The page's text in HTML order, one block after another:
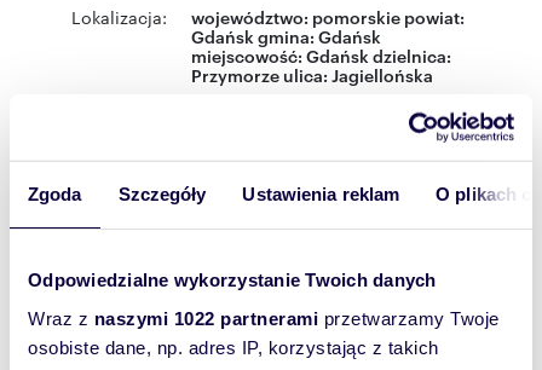
Zgoda Szczegóły Ustawienia reklam O plikach
Odpowiedzialne wykorzystanie Twoich danych
Wraz z naszymi 1022 partnerami przetwarzamy Twoje
osobiste dane, np. adres IP, korzystając z takich
Lokalizacja: województwo: pomorskie powiat:
Gdańsk gmina:Gdańsk
miejscowość: Gdańsk dzielnica:
Przymorze ulica: Jagiellońska
WYRÓŻNIONE